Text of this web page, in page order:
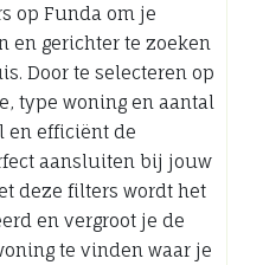
op Funda om je
en gerichter te zoeken
Door te selecteren op
type woning en aantal
en efficiënt de
aansluiten bij jouw
deze filters wordt het
en vergroot je de
te vinden waar je